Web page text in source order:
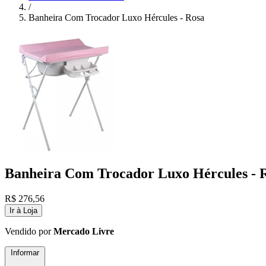
/
Banheira Com Trocador Luxo Hércules - Rosa
Banheira Com Trocador Luxo Hércules -
R$ 276,56
Ir à Loja
Vendido porMercado Livre
Informar